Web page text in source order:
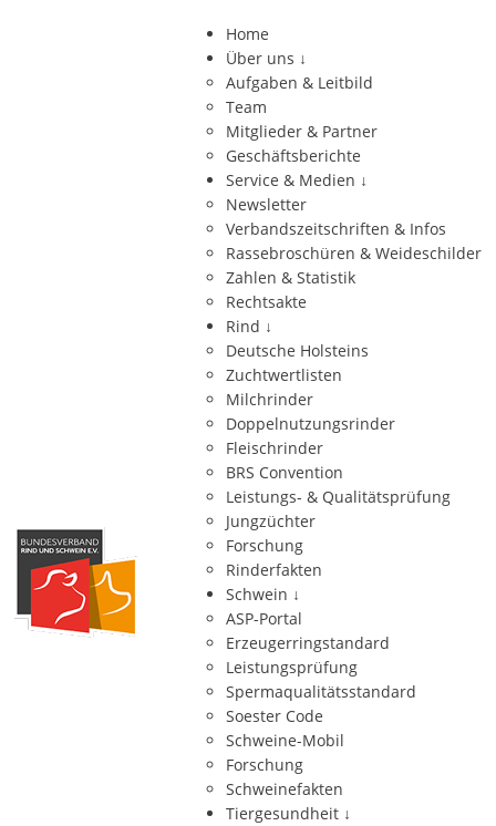
Home
Über uns ↓
Aufgaben & Leitbild
Team
Mitglieder & Partner
Geschäftsberichte
Service & Medien ↓
Newsletter
Verbandszeitschriften & Infos
Rassebroschüren & Weideschilder
Zahlen & Statistik
Rechtsakte
Rind ↓
Deutsche Holsteins
Zuchtwertlisten
Milchrinder
Doppelnutzungsrinder
Fleischrinder
BRS Convention
Leistungs- & Qualitätsprüfung
Jungzüchter
Forschung
Rinderfakten
Schwein ↓
ASP-Portal
Erzeugerringstandard
Leistungsprüfung
Spermaqualitätsstandard
Soester Code
Schweine-Mobil
Forschung
Schweinefakten
Tiergesundheit ↓